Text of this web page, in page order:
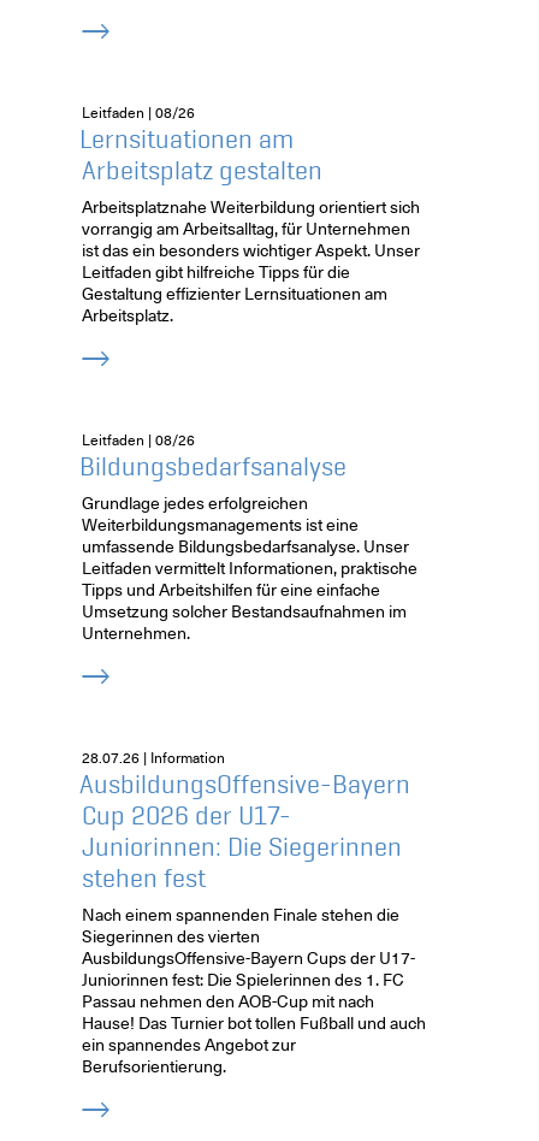
Leitfaden | 08/26
Lernsituationen am
Arbeitsplatz gestalten
Arbeitsplatznahe Weiterbildung orientiert sich
vorrangig am Arbeitsalltag, für Unternehmen
ist das ein besonders wichtiger Aspekt. Unser
Leitfaden gibt hilfreiche Tipps für die
Gestaltung effizienter Lernsituationen am
Arbeitsplatz.
Leitfaden | 08/26
Bildungsbedarfsanalyse
Grundlage jedes erfolgreichen
Weiterbildungsmanagements ist eine
umfassende Bildungsbedarfsanalyse. Unser
Leitfaden vermittelt Informationen, praktische
Tipps und Arbeitshilfen für eine einfache
Umsetzung solcher Bestandsaufnahmen im
Unternehmen.
28.07.26 | Information
AusbildungsOffensive-Bayern
Cup 2026 der U17-
Juniorinnen: Die Siegerinnen
stehen fest
Nach einem spannenden Finale stehen die
Siegerinnen des vierten
AusbildungsOffensive-Bayern Cups der U17-
Juniorinnen fest: Die Spielerinnen des 1. FC
Passau nehmen den AOB-Cup mit nach
Hause! Das Turnier bot tollen Fußball und auch
ein spannendes Angebot zur
Berufsorientierung.